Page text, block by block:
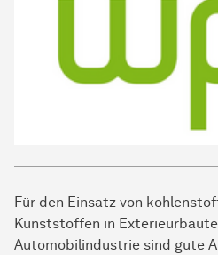
Für den Einsatz von
Kunststoffen in
Automobilindustrie sind gute